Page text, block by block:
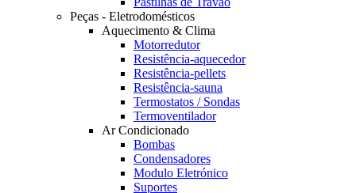
Peças - Eletrodomésticos
Aquecimento & Clima
Motorredutor
Resistência-aquecedor
Resistência-pellets
Resistência-sauna
Termostatos / Sondas
Termoventilador
Ar Condicionado
Bombas
Condensadores
Modulo Eletrónico
Suportes